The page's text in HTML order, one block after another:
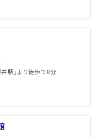
駅」より徒歩で8分